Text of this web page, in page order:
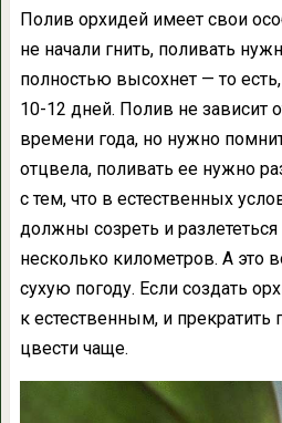
Полив орхидей имеет свои
не начали гнить, поливать
полностью высохнет — то
10-12 дней. Полив не зависит
времени года, но нужно
отцвела, поливать ее нужно
с тем, что в естественных
должны созреть и разлететься
несколько километров. А это
сухую погоду. Если создать
к естественным, и прекратить
цвести чаще.